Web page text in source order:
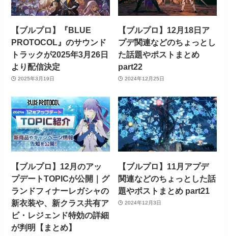
【ブルプロ】『BLUE
PROTOCOL』のサウンド
トラックが2025年3月26日
より配信決定
2025年3月19日
【ブルプロ】12月18日ア
プデ関連などのちょっとし
た話題やポストまとめ
part22
2024年12月25日
【ブルプロ】12月のアッ
プデートTOPICが公開｜グ
ランドフィナーレガシャの
新衣装や、新クラス共有ア
ビ・レジェンド特効の詳細
が判明【まとめ】
【ブルプロ】11月アプデ
関連などのちょっとした話
題やポストまとめ part21
2024年12月3日